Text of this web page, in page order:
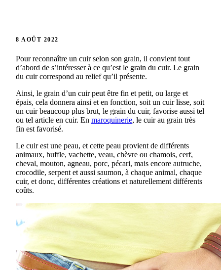
8 AOÛT 2022
Pour reconnaître un cuir selon son grain, il convient tout
d’abord de s’intéresser à ce qu’est le grain du cuir. Le grain
du cuir correspond au relief qu’il présente.
Ainsi, le grain d’un cuir peut être fin et petit, ou large et
épais, cela donnera ainsi et en fonction, soit un cuir lisse, soit
un cuir beaucoup plus brut, le grain du cuir, favorise aussi tel
ou tel article en cuir. En maroquinerie, le cuir au grain très
fin est favorisé.
Le cuir est une peau, et cette peau provient de différents
animaux, buffle, vachette, veau, chèvre ou chamois, cerf,
cheval, mouton, agneau, porc, pécari, mais encore autruche,
crocodile, serpent et aussi saumon, à chaque animal, chaque
cuir, et donc, différentes créations et naturellement différents
coûts.